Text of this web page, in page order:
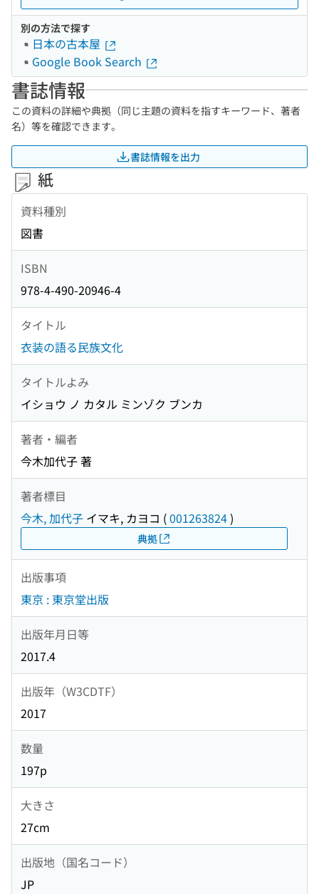
別の方法で探す
日本の古本屋
Google Book Search
書誌情報
この資料の詳細や典拠（同じ主題の資料を指すキーワード、著者
名）等を確認できます。
書誌情報を出力
紙
資料種別
図書
ISBN
978-4-490-20946-4
タイトル
衣装の語る民族文化
タイトルよみ
イショウ ノ カタル ミンゾク ブンカ
著者・編者
今木加代子 著
著者標目
今木, 加代子 イマキ, カヨコ (001263824)
典拠
出版事項
東京 : 東京堂出版
出版年月日等
2017.4
出版年（W3CDTF）
2017
数量
197p
大きさ
27cm
出版地（国名コード）
JP